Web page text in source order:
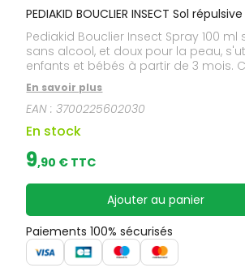
PEDIAKID BOUCLIER INSECT Sol
Pediakid Bouclier Insect Spray 100
sans alcool, et doux pour la peau,
enfants et bébés à partir de 3 mois.
à une action préventive et éloigne
moustiques et autres insectes
apaise la peau de votre enfant.Il se
combinaison particulière d'eau
biologique et d'huiles essentielles
naturelles réputées pour leurs
protectrices, désinfectantes et anti-
contient de l'huile essentielle
parfum doux, frais et agréable. En
apaise la peau et réduit les
rougeurs et gonflements.
En savoir plus
EAN :3700225602030
En stock
9,90 € TTC
Ajouter au panier
Paiements 100% sécurisés